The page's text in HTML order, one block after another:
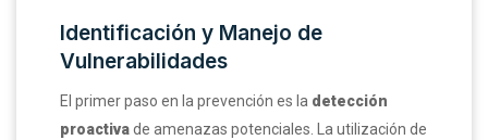
Identificación y Manejo de
Vulnerabilidades
El primer paso en la prevención es la detección
proactivade amenazas potenciales. La utilización de